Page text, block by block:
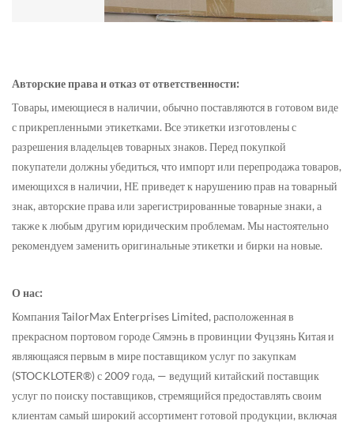
Авторские права и отказ от ответственности:
Товары, имеющиеся в наличии, обычно поставляются в готовом виде
с прикрепленными этикетками. Все этикетки изготовлены с
разрешения владельцев товарных знаков. Перед покупкой
покупатели должны убедиться, что импорт или перепродажа товаров,
имеющихся в наличии, НЕ приведет к нарушению прав на товарный
знак, авторские права или зарегистрированные товарные знаки, а
также к любым другим юридическим проблемам. Мы настоятельно
рекомендуем заменить оригинальные этикетки и бирки на новые.
О нас:
Компания TailorMax Enterprises Limited, расположенная в
прекрасном портовом городе Сямэнь в провинции Фуцзянь Китая и
являющаяся первым в мире поставщиком услуг по закупкам
(STOCKLOTER®) с 2009 года, — ведущий китайский поставщик
услуг по поиску поставщиков, стремящийся предоставлять своим
клиентам самый широкий ассортимент готовой продукции, включая